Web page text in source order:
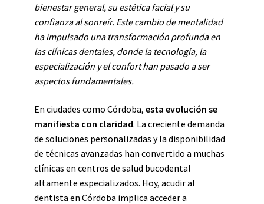
bienestar general, su estética facial y su
confianza al sonreír. Este cambio de mentalidad
ha impulsado una transformación profunda en
las clínicas dentales, donde la tecnología, la
especialización y el confort han pasado a ser
aspectos fundamentales.
En ciudades como Córdoba, esta evolución se
manifiesta con claridad. La creciente demanda
de soluciones personalizadas y la disponibilidad
de técnicas avanzadas han convertido a muchas
clínicas en centros de salud bucodental
altamente especializados. Hoy, acudir al
dentista en Córdoba implica acceder a